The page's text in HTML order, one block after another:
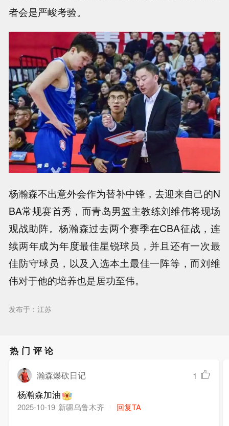
者会是严峻考验。
杨瀚森不出意外会作为替补中锋，去迎来自己的N
BA常规赛首秀，而青岛男篮主教练刘维伟将现场
观战助阵。杨瀚森过去两个赛季在CBA征战，连
续两年成为年度最佳星锐球员，并且还有一次最
佳防守球员，以及入选本土最佳一阵等，而刘维
伟对于他的培养也是居功至伟。
发布于：江苏
热门评论
瀚森爆砍日记 1
杨瀚森加油
2025-10-19 新疆乌鲁木齐 回复TA